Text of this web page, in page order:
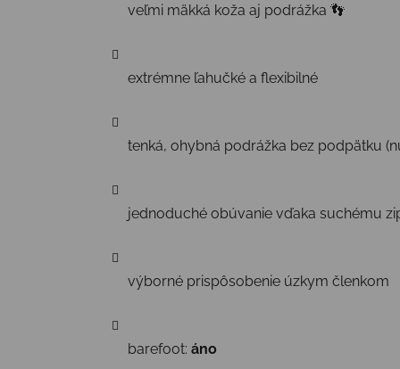
veľmi mäkká koža aj podrážka 👣
extrémne ľahučké a flexibilné
tenká, ohybná podrážka bez podpätku
jednoduché obúvanie vďaka suchému
výborné prispôsobenie úzkym členkom
barefoot: áno